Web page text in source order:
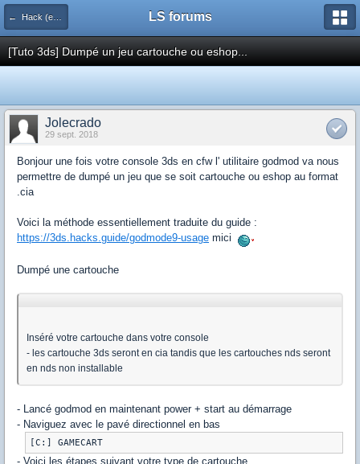
← Hack (exploits, homebrews...) LS forums
[Tuto 3ds] Dumpé un jeu cartouche ou eshop...
Jolecrado
29 sept. 2018
Bonjour une fois votre console 3ds en cfw l' utilitaire godmod va nous
permettre de dumpé un jeu que se soit cartouche ou eshop au format
.cia
Voici la méthode essentiellement traduite du guide :
https://3ds.hacks.guide/godmode9-usage mici
Dumpé une cartouche
Inséré votre cartouche dans votre console
- les cartouche 3ds seront en cia tandis que les cartouches nds seront
en nds non installable
- Lancé godmod en maintenant power + start au démarrage
- Naviguez avec le pavé directionnel en bas
- Voici les étapes suivant votre type de cartouche